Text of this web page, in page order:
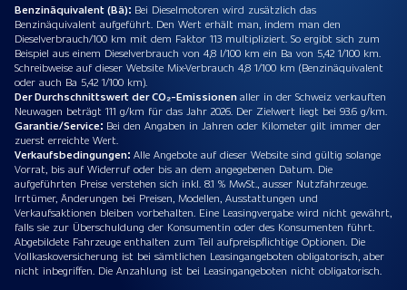
Benzinäquivalent (Bä): Bei Dieselmotoren wird zusätzlich das
Benzinäquivalent aufgeführt. Den Wert erhält man, indem man den
Dieselverbrauch/100 km mit dem Faktor 113 multipliziert. So ergibt sich zum
Beispiel aus einem Dieselverbrauch von 4,8 l/100 km ein Ba von 5,42 1/100 km.
Schreibweise auf dieser Website Mix-Verbrauch 4,8 1/100 km (Benzinäquivalent
oder auch Ba 5,42 1/100 km).
Der Durchschnittswert der CO₂-Emissionenaller in der Schweiz verkauften
Neuwagen beträgt 111 g/km für das Jahr 2026. Der Zielwert liegt bei 93.6 g/km.
Garantie/Service: Bei den Angaben in Jahren oder Kilometer gilt immer der
zuerst erreichte Wert.
Verkaufsbedingungen: Alle Angebote auf dieser Website sind gültig solange
Vorrat, bis auf Widerruf oder bis an dem angegebenen Datum. Die
aufgeführten Preise verstehen sich inkl. 8.1 % MwSt., ausser Nutzfahrzeuge.
Irrtümer, Änderungen bei Preisen, Modellen, Ausstattungen und
Verkaufsaktionen bleiben vorbehalten. Eine Leasingvergabe wird nicht gewährt,
falls sie zur Überschuldung der Konsumentin oder des Konsumenten führt.
Abgebildete Fahrzeuge enthalten zum Teil aufpreispflichtige Optionen. Die
Vollkaskoversicherung ist bei sämtlichen Leasingangeboten obligatorisch, aber
nicht inbegriffen. Die Anzahlung ist bei Leasingangeboten nicht obligatorisch.